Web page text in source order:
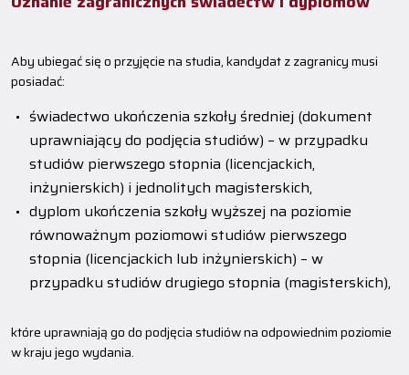
Aby ubiegać się o przyjęcie na studia, kandydat z zagranicy musi
posiadać:
świadectwo ukończenia szkoły średniej (dokument
uprawniający do podjęcia studiów) – w przypadku
studiów pierwszego stopnia (licencjackich,
inżynierskich) i jednolitych magisterskich,
dyplom ukończenia szkoły wyższej na poziomie
równoważnym poziomowi studiów pierwszego
stopnia (licencjackich lub inżynierskich) – w
przypadku studiów drugiego stopnia (magisterskich),
które uprawniają go do podjęcia studiów na odpowiednim poziomie
w kraju jego wydania.